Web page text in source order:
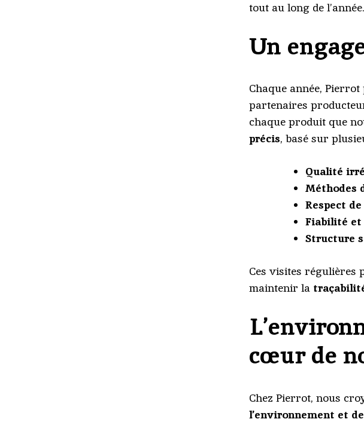
tout au long de l’année.
Un
Chaque année,
partenaires
chaque produit que
précis, basé sur
Qualité
Méthodes
Respect
Fiabilité et
Structure
Ces visites régulières
maintenir la
cœur de
Chez Pierrot, nous
l’environnement et